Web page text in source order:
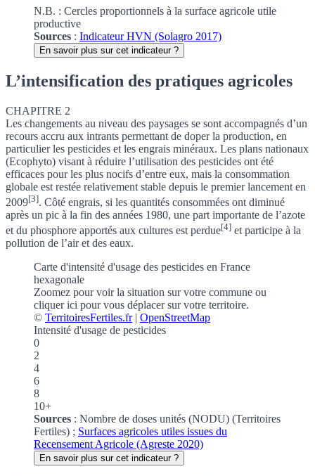
N.B. : Cercles proportionnels à la surface agricole utile
productive
Sources : Indicateur HVN (Solagro 2017)
En savoir plus sur cet indicateur ?
L’intensification des pratiques agricoles
CHAPITRE 2
Les changements au niveau des paysages se sont accompagnés d’un
recours accru aux intrants permettant de doper la production, en
particulier les pesticides et les engrais minéraux. Les plans nationaux
(Ecophyto) visant à réduire l’utilisation des pesticides ont été
efficaces pour les plus nocifs d’entre eux, mais la consommation
globale est restée relativement stable depuis le premier lancement en
2009[3]. Côté engrais, si les quantités consommées ont diminué
après un pic à la fin des années 1980, une part importante de l’azote
et du phosphore apportés aux cultures est perdue[4] et participe à la
pollution de l’air et des eaux.
Carte d'intensité d'usage des pesticides en France
hexagonale
Zoomez pour voir la situation sur votre commune ou
cliquer ici pour vous déplacer sur votre territoire.
© TerritoiresFertiles.fr| OpenStreetMap
Intensité d'usage de pesticides
0
2
4
6
8
10+
Sources : Nombre de doses unités (NODU) (Territoires
Fertiles) ; Surfaces agricoles utiles issues du
Recensement Agricole (Agreste 2020)
En savoir plus sur cet indicateur ?